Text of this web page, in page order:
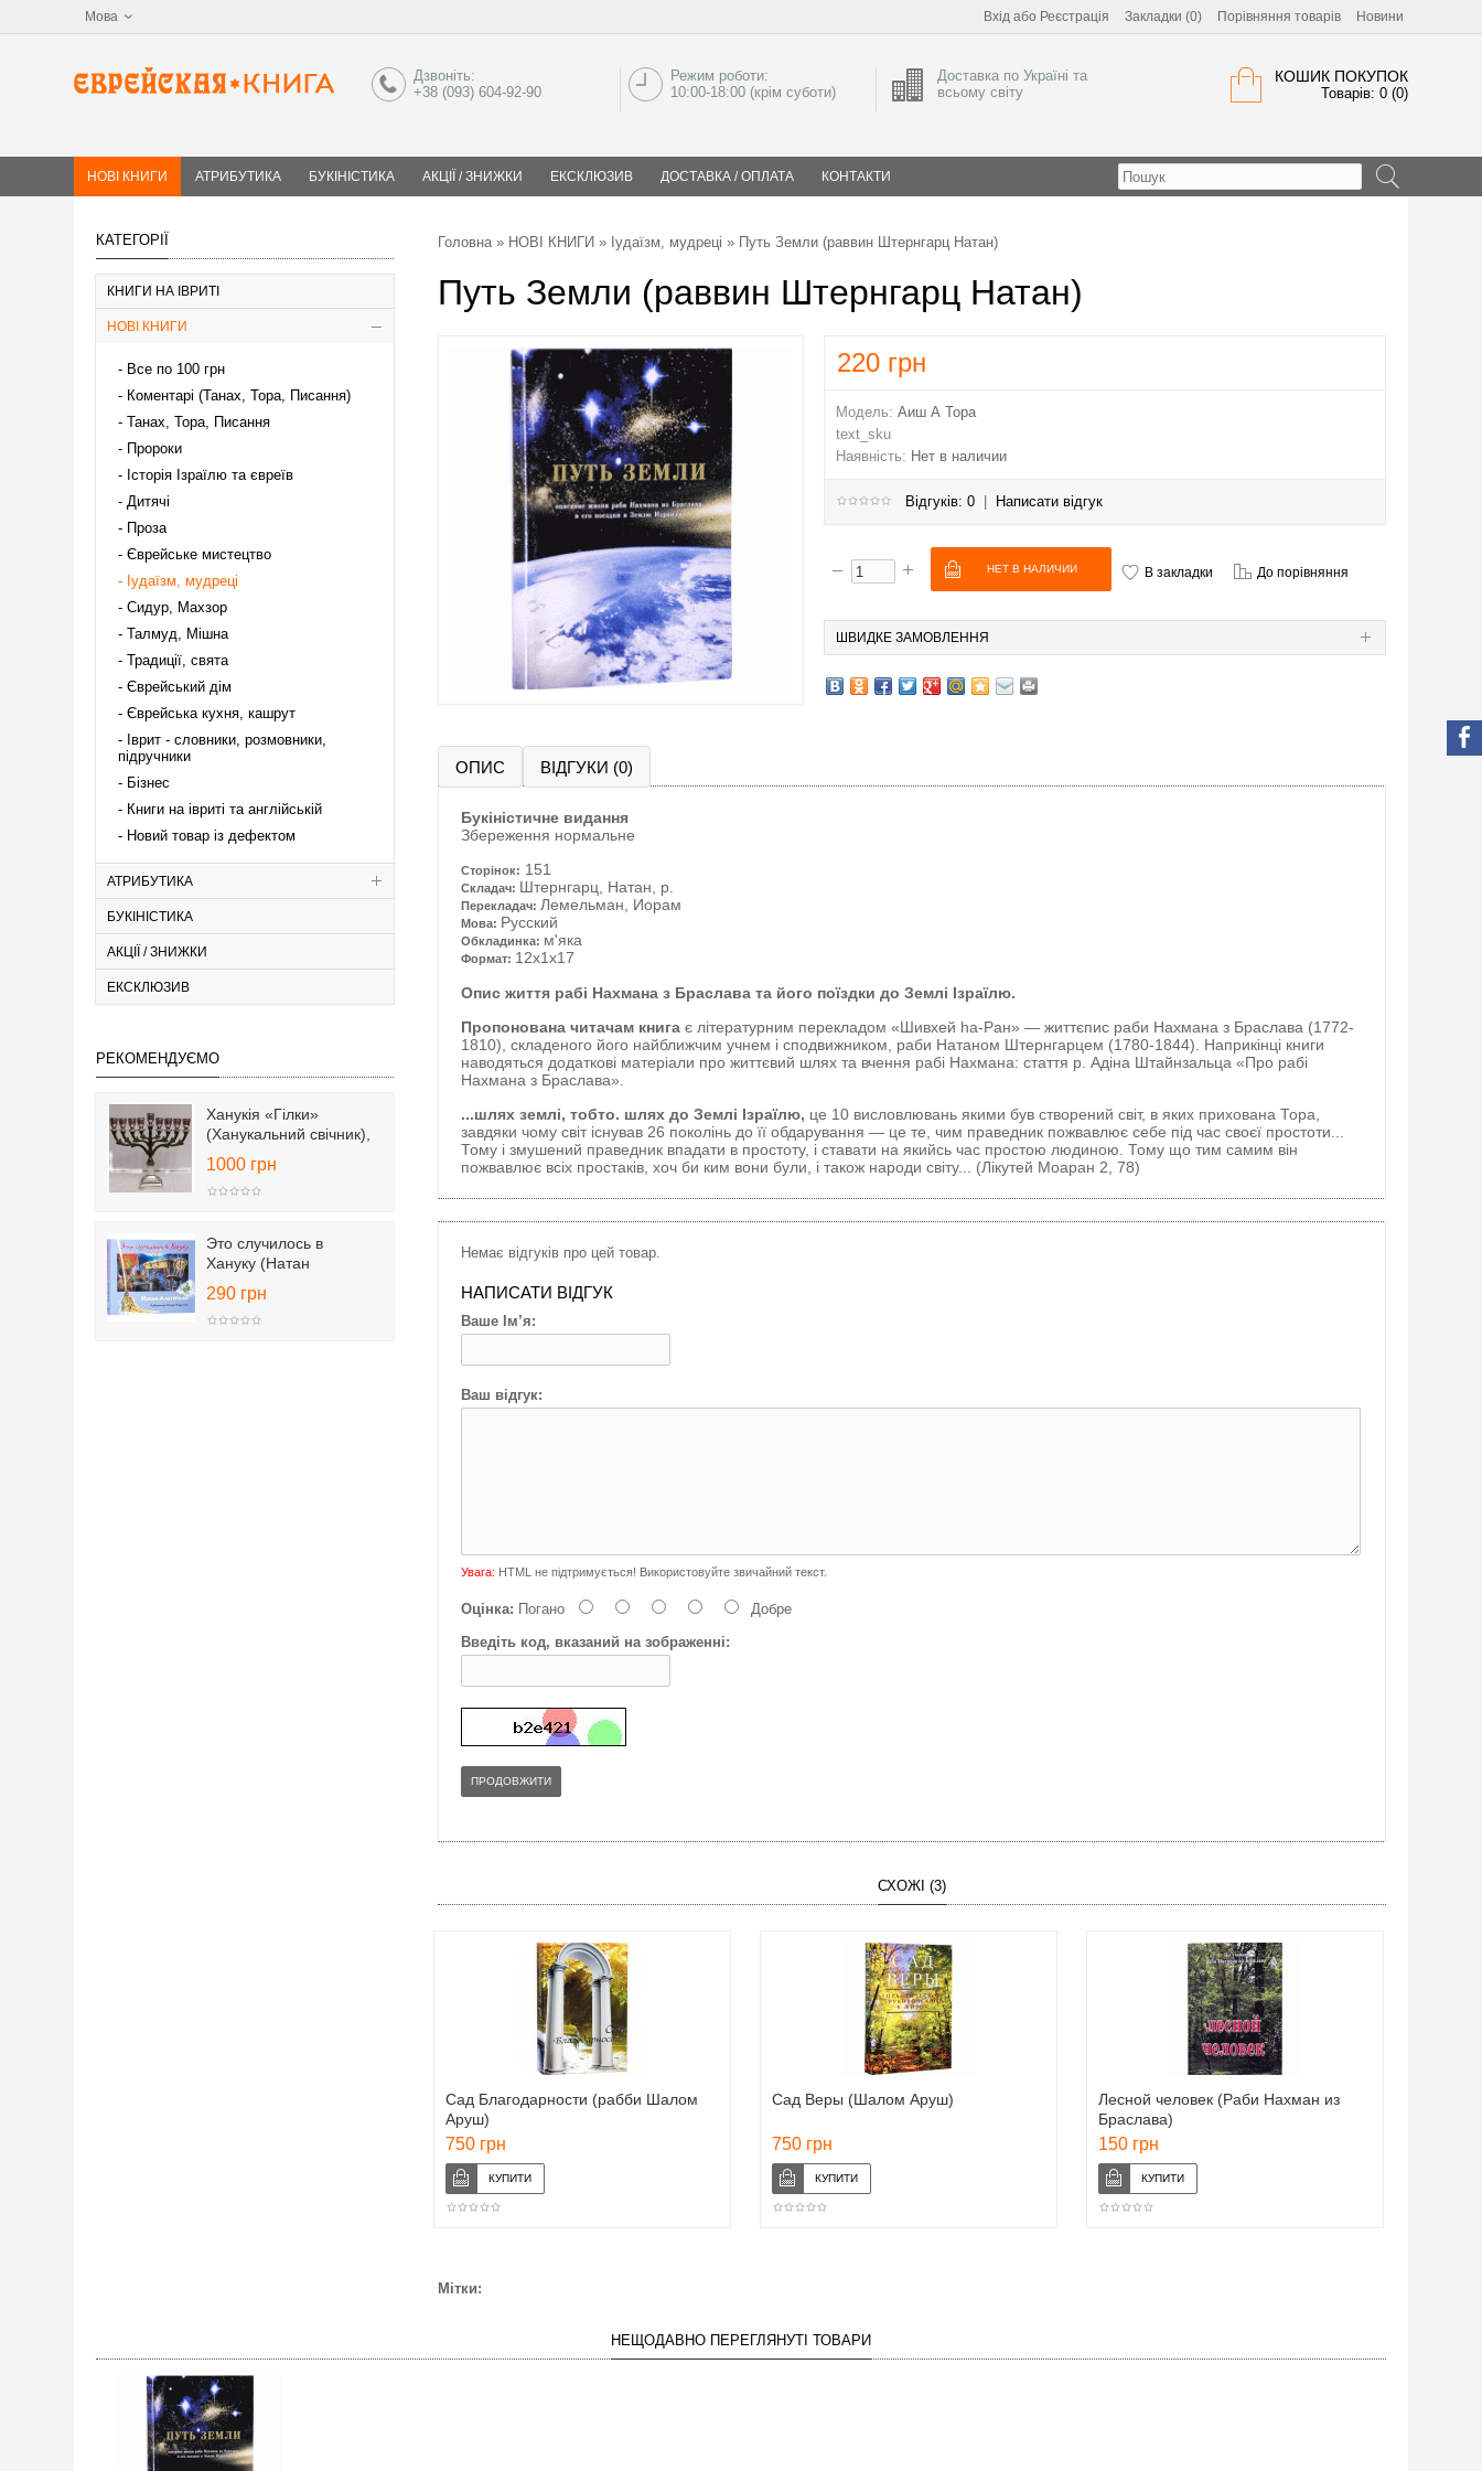
Мова Вхід або Реєстрація Закладки (0) Порівняння товарів Новини
КОШИК ПОКУПОК
Товарів: 0 (0)
Дзвоніть:
+38 (093) 604-92-90
Режим роботи:
10:00-18:00 (крім суботи)
Доставка по Україні та
всьому світу
НОВІ КНИГИ АТРИБУТИКА БУКІНІСТИКА АКЦІЇ / ЗНИЖКИ ЕКСКЛЮЗИВ ДОСТАВКА / ОПЛАТА КОНТАКТИ
КАТЕГОРІЇ
КНИГИ НА ІВРИТІ
НОВІ КНИГИ
Все по 100 грн
Коментарі (Танах, Тора, Писання)
Танах, Тора, Писання
Пророки
Історія Ізраїлю та євреїв
Дитячі
Проза
Єврейське мистецтво
Іудаїзм, мудреці
Сидур, Махзор
Талмуд, Мішна
Традиції, свята
Єврейський дім
Єврейська кухня, кашрут
Іврит - словники, розмовники,
підручники
Бізнес
Книги на івриті та англійській
Новий товар із дефектом
АТРИБУТИКА
БУКІНІСТИКА
АКЦІЇ / ЗНИЖКИ
ЕКСКЛЮЗИВ
РЕКОМЕНДУЄМО
Ханукія «Гілки»
(Ханукальний свічник),
25 см
1000 грн
Это случилось в
Хануку (Натан
Альтерман)
290 грн
Головна» НОВІ КНИГИ » Іудаїзм, мудреці » Путь Земли (раввин Штернгарц Натан)
Путь Земли (раввин Штернгарц Натан)
220 грн
Модель: Аиш А Тора
text_sku
Наявність: Нет в наличии
Відгуків: 0 Написати відгук
В закладки До порівняння
ШВИДКЕ ЗАМОВЛЕННЯ
ОПИС ВІДГУКИ (0)
Букіністичне видання
Збереження нормальне
Сторінок: 151
Складач: Штернгарц, Натан, р.
Перекладач: Лемельман, Иорам
Мова: Русский
Обкладинка: м'яка
Формат: 12x1x17
Опис життя рабі Нахмана з Браслава та його поїздки до Землі Ізраїлю.
Пропонована читачам книга є літературним перекладом «Шивхей ha-Ран» — життєпис раби Нахмана з Браслава (1772-
1810), складеного його найближчим учнем і сподвижником, раби Натаном Штернгарцем (1780-1844). Наприкінці книги
наводяться додаткові матеріали про життєвий шлях та вчення рабі Нахмана: стаття р. Адіна Штайнзальца «Про рабі
Нахмана з Браслава».
...шлях землі, тобто. шлях до Землі Ізраїлю, це 10 висловлювань якими був створений світ, в яких прихована Тора,
завдяки чому світ існував 26 поколінь до її обдарування — це те, чим праведник пожвавлює себе під час своєї простоти...
Тому і змушений праведник впадати в простоту, і ставати на якийсь час простою людиною. Тому що тим самим він
пожвавлює всіх простаків, хоч би ким вони були, і також народи світу... (Лікутей Моаран 2, 78)
Немає відгуків про цей товар.
НАПИСАТИ ВІДГУК
Ваше Ім’я:
Ваш відгук:
Увага: HTML не підтримується! Використовуйте звичайний текст.
Оцінка: Погано
Добре
Введіть код, вказаний на зображенні:
ПРОДОВЖИТИ
СХОЖІ (3)
Сад Благодарности (рабби Шалом
Аруш)
750 грн
Сад Веры (Шалом Аруш)
750 грн
Лесной человек (Раби Нахман из
Браслава)
150 грн
Мітки:
НЕЩОДАВНО ПЕРЕГЛЯНУТІ ТОВАРИ